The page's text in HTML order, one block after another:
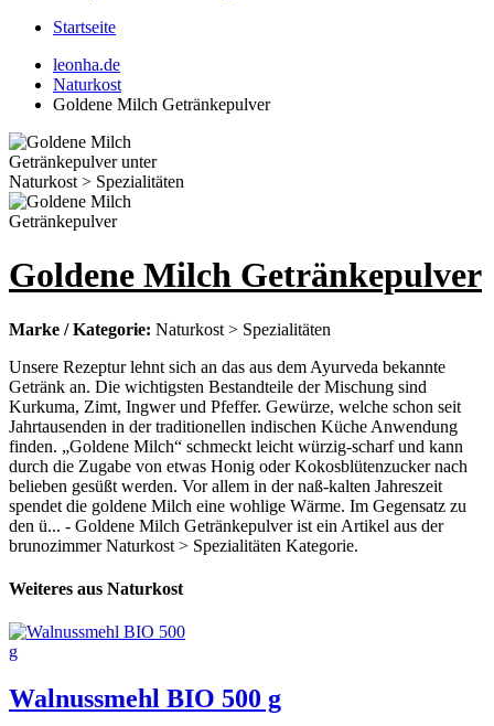
Startseite
leonha.de
Naturkost
Goldene Milch Getränkepulver
Goldene Milch Getränkepulver
Marke / Kategorie: Naturkost > Spezialitäten
Unsere Rezeptur lehnt sich an das aus dem Ayurveda bekannte
Getränk an. Die wichtigsten Bestandteile der Mischung sind
Kurkuma, Zimt, Ingwer und Pfeffer. Gewürze, welche schon seit
Jahrtausenden in der traditionellen indischen Küche Anwendung
finden. „Goldene Milch“ schmeckt leicht würzig-scharf und kann
durch die Zugabe von etwas Honig oder Kokosblütenzucker nach
belieben gesüßt werden. Vor allem in der naß-kalten Jahreszeit
spendet die goldene Milch eine wohlige Wärme. Im Gegensatz zu
den ü... - Goldene Milch Getränkepulver ist ein Artikel aus der
brunozimmer Naturkost > Spezialitäten Kategorie.
Weiteres aus Naturkost
Walnussmehl BIO 500 g